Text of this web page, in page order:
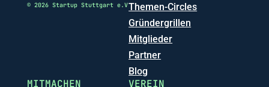
© 2026 Startup Stuttgart e.VThemen-Circles
Gründergrillen
Mitglieder
Partner
Blog
MITMACHEN VEREIN